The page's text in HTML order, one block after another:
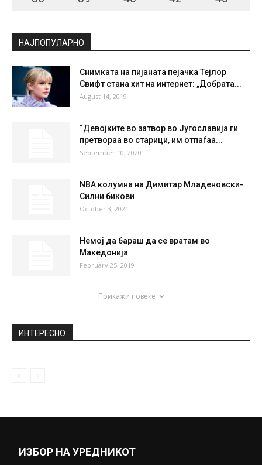
НАЈПОПУЛАРНО
Снимката на пијaната пејачка Тејлор
Свифт стана хит на интернет: „Добрата...
August 14, 2019
“Девојките во затвор во Југославија ги
претвораа во старици, им отпаѓаа...
September 10, 2020
NBA колумна на Димитар Младеновски-
Силни бикови
October 3, 2021
Немој да бараш да се вратам во
Македонија
February 25, 2019
Прикажи повеќе
ИНТЕРЕСНО
ИЗБОР НА УРЕДНИКОТ